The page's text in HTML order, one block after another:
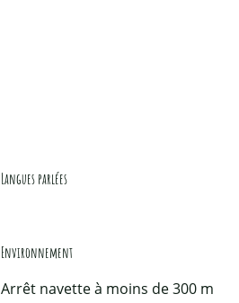
Langues parlées
Langues parlées
Environnement
Environnement
Arrêt navette à moins de 300 m